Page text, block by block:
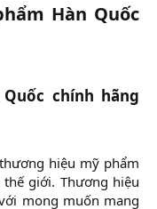
Hàn Quốc
chính hãng
hiệu mỹ phẩm
giới. Thương hiệu
mong muốn mang